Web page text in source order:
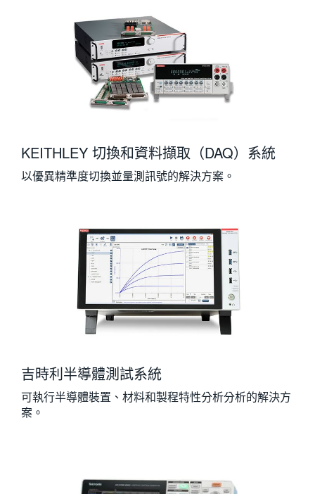
KEITHLEY 切換和資料擷取（DAQ）系統
以優異精準度切換並量測訊號的解決方案。
吉時利半導體測試系統
可執行半導體裝置、材料和製程特性分析分析的解決方
案。